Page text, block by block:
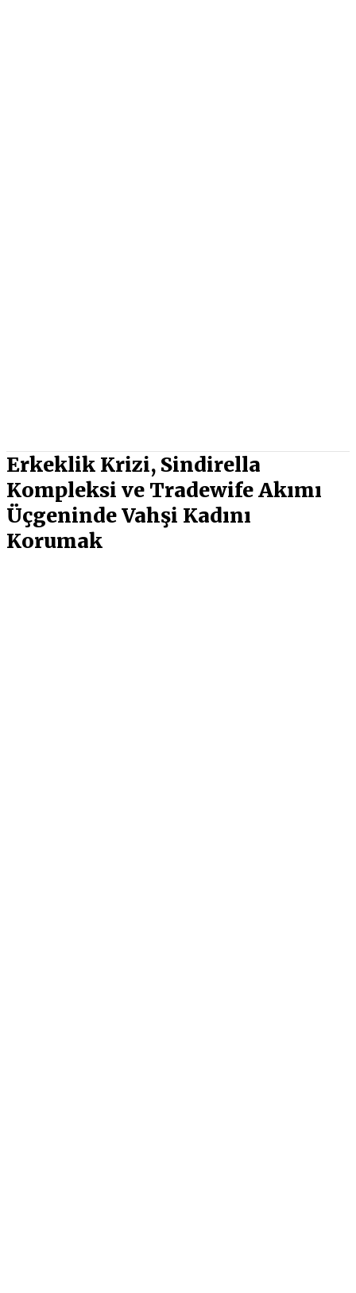
Erkeklik Krizi, Sindirella
Kompleksi ve Tradewife Akımı
Üçgeninde Vahşi Kadını
Korumak